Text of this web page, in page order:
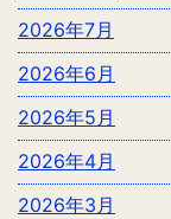
2026年7月
2026年6月
2026年5月
2026年4月
2026年3月